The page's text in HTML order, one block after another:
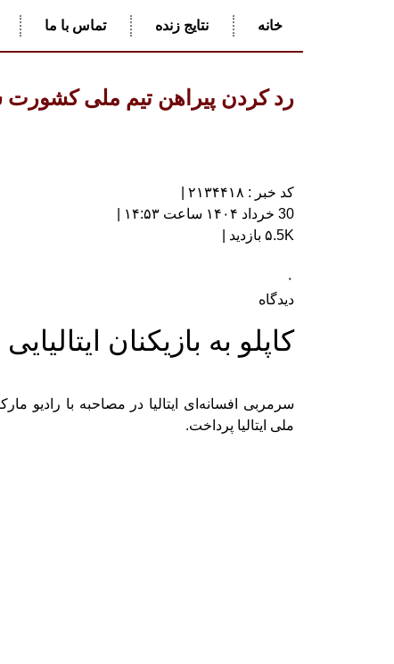
خانه نتایج زنده تماس با ما
رد کردن پیراهن تیم ملی
کد خبر : ۲۱۳۴۴۱۸ |
30 خرداد ۱۴۰۴ ساعت ۱۴:۵۳ |
۵.5K بازدید |
۰
دیدگاه
کاپلو به بازیکنان
سرمربی افسانه‌ای ایتالیا در مصاحبه با رادیو
ملی ایتالیا پرداخت.